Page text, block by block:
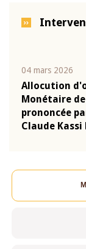
04 mars 2026
Allocution
Monétaire de
prononcée
Claude Kassi